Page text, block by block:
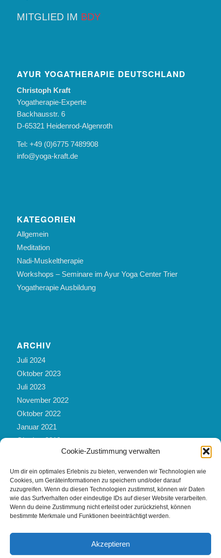
Cookie-Zustimmung verwalten
Um dir ein optimales Erlebnis zu bieten, verwenden wir Technologien wie
Cookies, um Geräteinformationen zu speichern und/oder darauf
zuzugreifen. Wenn du diesen Technologien zustimmst, können wir Daten
wie das Surfverhalten oder eindeutige IDs auf dieser Website verarbeiten.
Wenn du deine Zustimmung nicht erteilst oder zurückziehst, können
bestimmte Merkmale und Funktionen beeinträchtigt werden.
Akzeptieren
MITGLIED IM BDY
AYUR YOGATHERAPIE DEUTSCHLAND
Christoph Kraft
Yogatherapie-Experte
Backhausstr. 6
D-65321 Heidenrod-Algenroth
Tel: +49 (0)6775 7489908
info@yoga-kraft.de
KATEGORIEN
Allgemein
Meditation
Nadi-Muskeltherapie
Workshops – Seminare im Ayur Yoga Center Trier
Yogatherapie Ausbildung
ARCHIV
Juli 2024
Oktober 2023
Juli 2023
November 2022
Oktober 2022
Januar 2021
Oktober 2019
Februar 2017
November 2016
Februar 2016
September 2012